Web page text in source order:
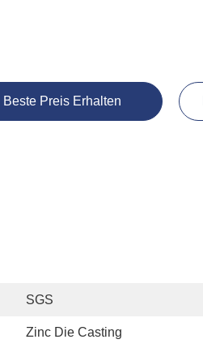
Beste Preis Erhalten
SGS
Zinc Die Casting